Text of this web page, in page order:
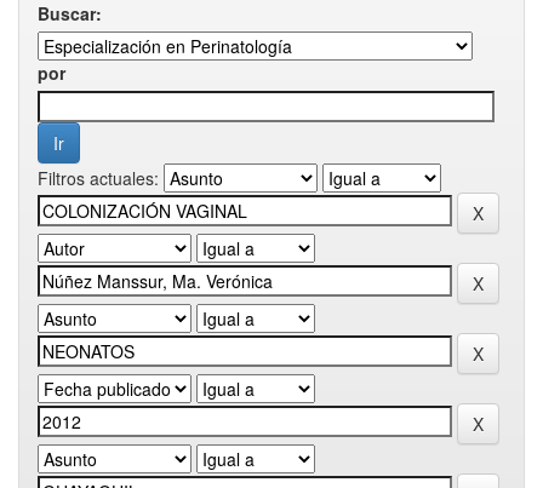
Buscar:
por
Filtros actuales: